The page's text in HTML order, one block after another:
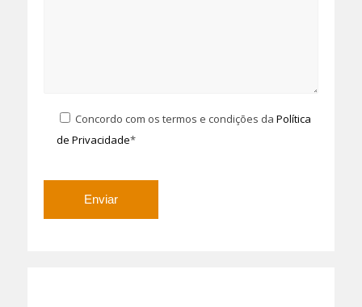
Concordo com os termos e condições da Política
de Privacidade*